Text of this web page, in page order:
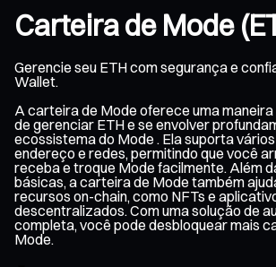
Carteira de Mode
Gerencie seu ETH com segurança e
Wallet.
A carteira de Mode oferece uma
de gerenciar ETH e se envolver
ecossistema do Mode . Ela suporta
endereço e redes, permitindo que você
receba e troque Mode facilmente. Além
básicas, a carteira de Mode também
recursos on-chain, como NFTs e
descentralizados. Com uma solução de
completa, você pode desbloquear mais
Mode.